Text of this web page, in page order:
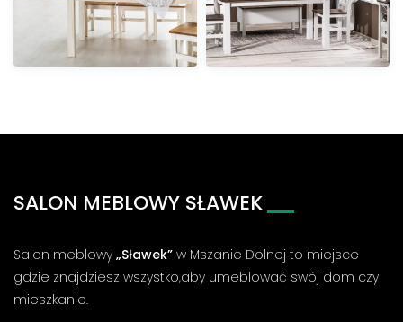
SALON MEBLOWY SŁAWEK
Salon meblowy „Sławek” w Mszanie Dolnej to miejsce
gdzie znajdziesz wszystko,aby umeblować swój dom czy
mieszkanie.